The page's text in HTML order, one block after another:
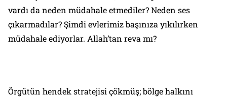
vardı da neden müdahale etmediler? Neden ses
çıkarmadılar? Şimdi evlerimiz başınıza yıkılırken
müdahale ediyorlar. Allah’tan reva mı?
Örgütün hendek stratejisi çökmüş; bölge halkını